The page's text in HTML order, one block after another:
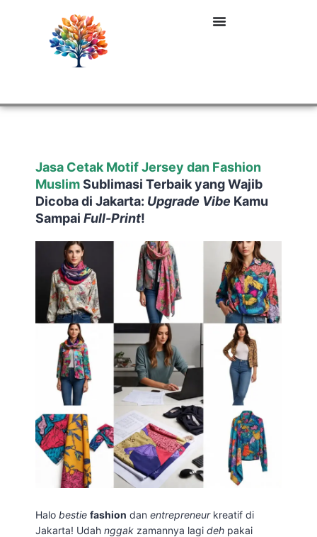
Jasa Cetak Motif Jersey dan Fashion
MuslimSublimasi Terbaik yang Wajib
Dicoba di Jakarta: Upgrade Vibe Kamu
Sampai Full-Print!
Halo bestie fashion dan entrepreneurkreatif di
Jakarta! Udah nggak zamannya lagi deh pakai